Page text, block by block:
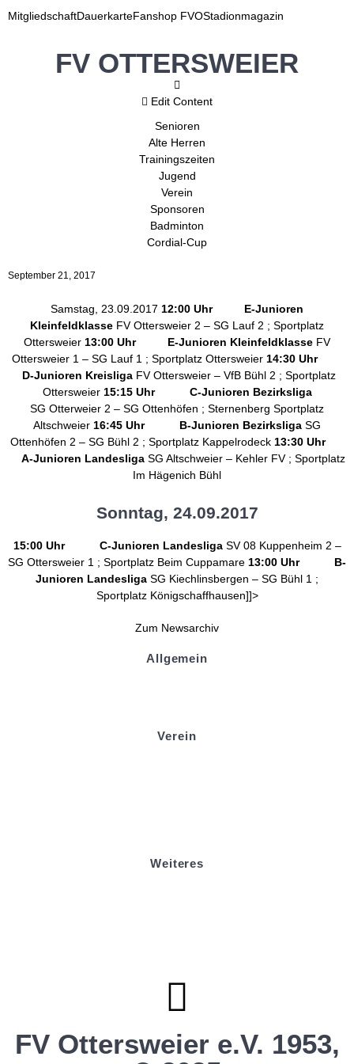
MitgliedschaftDauerkarteFanshop FVOStadionmagazin
FV OTTERSWEIER
Edit Content
Senioren
Alte Herren
Trainingszeiten
Jugend
Verein
Sponsoren
Badminton
Cordial-Cup
September 21, 2017
Samstag, 23.09.2017 12:00 Uhr E-Junioren
Kleinfeldklasse FV Ottersweier 2 – SG Lauf 2 ; Sportplatz
Ottersweier 13:00 Uhr E-Junioren Kleinfeldklasse FV
Ottersweier 1 – SG Lauf 1 ; Sportplatz Ottersweier 14:30 Uhr
D-Junioren KreisligaFV Ottersweier – VfB Bühl 2 ; Sportplatz
Ottersweier 15:15 Uhr C-Junioren Bezirksliga
SG Otterweier 2 – SG Ottenhöfen ; Sternenberg Sportplatz
Altschweier 16:45 Uhr B-Junioren Bezirksliga SG
Ottenhöfen 2 – SG Bühl 2 ; Sportplatz Kappelrodeck 13:30 Uhr
A-Junioren LandesligaSG Altschweier – Kehler FV ; Sportplatz
Im Hägenich Bühl
Sonntag, 24.09.2017
15:00 Uhr C-Junioren LandesligaSV 08 Kuppenheim 2 –
SG Ottersweier 1 ; Sportplatz Beim Cuppamare 13:00 Uhr B-
Junioren Landesliga SG Kiechlinsbergen – SG Bühl 1 ;
Sportplatz Königschaffhausen]]>
Zum Newsarchiv
Allgemein
Verein
Weiteres
FV Ottersweier e.V. 1953,